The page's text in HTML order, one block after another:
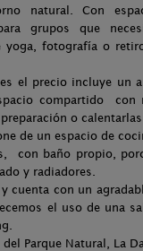
natural. Con
grupos que
yoga, fotografía o
el precio incluye un
compartido con
o
de un espacio de
con baño propio,
y radiadores.
cuenta con un
el uso de una
Parque Natural, La